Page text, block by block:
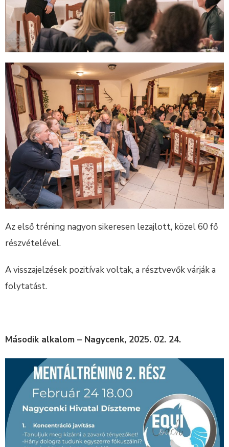
Az első tréning nagyon sikeresen lezajlott, közel 60 fő
részvételével.
A visszajelzések pozitívak voltak, a résztvevők várják a
folytatást.
Második alkalom – Nagycenk, 2025. 02. 24.